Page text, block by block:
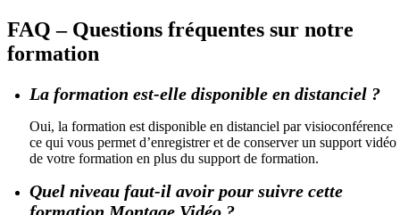
FAQ – Questions fréquentes sur notre
formation
La formation est-elle disponible en distanciel ?
Oui, la formation est disponible en distanciel par visioconférence
ce qui vous permet d’enregistrer et de conserver un support vidéo
de votre formation en plus du support de formation.
Quel niveau faut-il avoir pour suivre cette